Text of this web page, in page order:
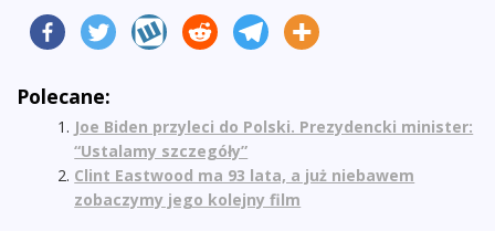
Polecane:
Joe Biden przyleci do Polski. Prezydencki minister:
“Ustalamy szczegóły”
Clint Eastwood ma 93 lata, a już niebawem
zobaczymy jego kolejny film